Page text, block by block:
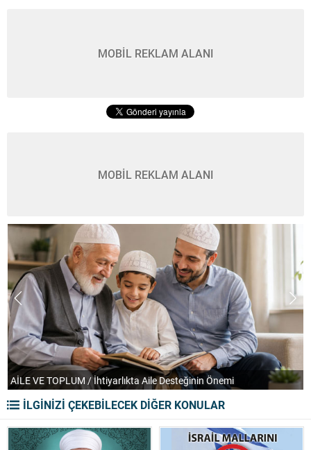
MOBİL REKLAM ALANI
MOBİL REKLAM ALANI
AİLE VE TOPLUM / İhtiyarlıkta Aile Desteğinin Önemi
İLGİNİZİ ÇEKEBİLECEK DİĞER KONULAR